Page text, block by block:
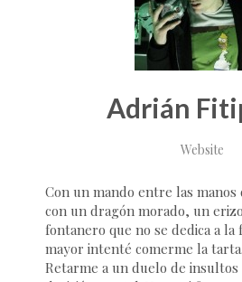
Adrián
Website
Con un mando entre las manos
con un dragón morado, un
fontanero que no se dedica a la
mayor intenté comerme la
Retarme a un duelo de